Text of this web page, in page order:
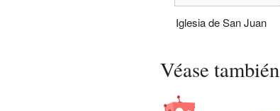
Iglesia de San Juan
Véase también